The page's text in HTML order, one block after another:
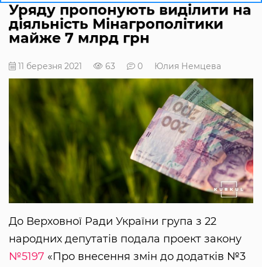
Уряду пропонують виділити на
діяльність Мінагрополітики
майже 7 млрд грн
11 березня 2021 63 0 Юлия Немцева
До Верховної Ради України група з 22
народних депутатів подала проект закону
№5197 «Про внесення змін до додатків №3